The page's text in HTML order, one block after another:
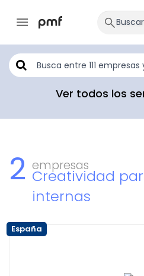
Ver todos los
2 empresas
Creatividad
internas
España